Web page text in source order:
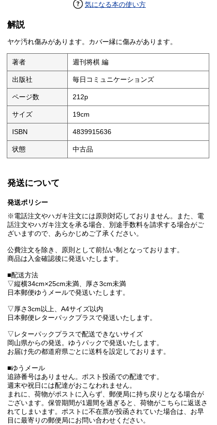
気になる本の使い方
解説
ヤケ汚れ傷みがあります。カバー縁に傷みがあります。
著者 週刊将棋 編
出版社 毎日コミュニケーションズ
ページ数 212p
サイズ 19cm
ISBN 4839915636
状態 中古品
発送について
発送ポリシー
※電話注文やハガキ注文には原則対応しておりません。また、電
話注文やハガキ注文を承る場合、別途手数料を請求する場合がご
ざいますので、あらかじめご了承ください。
公費注文を除き、原則として前払い制となっております。
商品は入金確認後に発送いたします。
■配送方法
▽縦横34cm×25cm未満、厚さ3cm未満
日本郵便ゆうメールで発送いたします。
▽厚さ3cm以上、A4サイズ以内
日本郵便レターパックプラスで発送いたします。
▽レターパックプラスで配送できないサイズ
岡山県からの発送。ゆうパックで発送いたします。
お届け先の都道府県ごとに送料を設定しております。
■ゆうメール
追跡番号はありません。ポスト投函での配達です。
週末や祝日には配達がおこなわれません。
まれに、荷物がポストに入らず、郵便局に持ち戻りとなる場合が
ございます。保管期間が1週間を過ぎると、荷物がこちらに返送さ
れてしまいます。ポストに不在票が投函されていた場合は、お早
目に最寄りの郵便局にお問い合わせください。